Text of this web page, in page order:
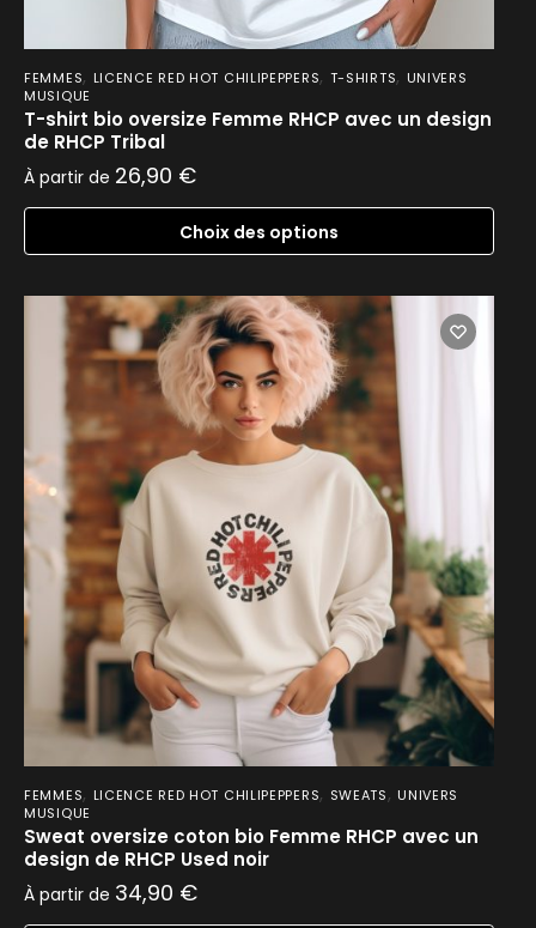
FEMMES, LICENCE RED HOT CHILIPEPPERS, T-SHIRTS, UNIVERS
MUSIQUE
T-shirt bio oversize Femme RHCP avec un design
de RHCP Tribal
À partir de 26,90 €
Choix des options
FEMMES, LICENCE RED HOT CHILIPEPPERS, SWEATS, UNIVERS
MUSIQUE
Sweat oversize coton bio Femme RHCP avec un
design de RHCP Used noir
À partir de 34,90 €